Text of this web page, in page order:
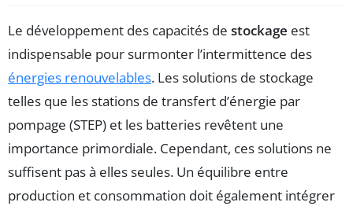
Le développement des capacités de stockage est
indispensable pour surmonter l’intermittence des
énergies renouvelables. Les solutions de stockage
telles que les stations de transfert d’énergie par
pompage (STEP) et les batteries revêtent une
importance primordiale. Cependant, ces solutions ne
suffisent pas à elles seules. Un équilibre entre
production et consommation doit également intégrer